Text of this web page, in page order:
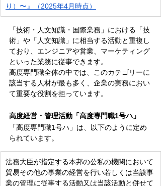
り）〜』（2025年4月時点）
「技術・人文知識・国際業務」における「技
術」や「人文知識」に相当する活動と重複し
ており、エンジニアや営業、マーケティング
といった業務に従事できます。
高度専門職全体の中では、このカテゴリーに
該当する人材が最も多く、企業の実務におい
て重要な役割を担っています。
高度経営・管理活動「高度専門職1号ハ」
「高度専門職1号ハ」は、以下のように定め
られています。
法務大臣が指定する本邦の公私の機関において
貿易その他の事業の経営を行い若しくは当該事
業の管理に従事する活動又は当該活動と併せて